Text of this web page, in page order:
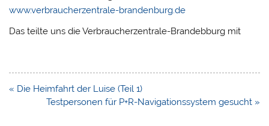
www.verbraucherzentrale-brandenburg.de
Das teilte uns die Verbraucherzentrale-Brandebburg mit
Beitragsnavigation
« Die Heimfahrt der Luise (Teil 1)
Testpersonen für P+R-Navigationssystem gesucht »